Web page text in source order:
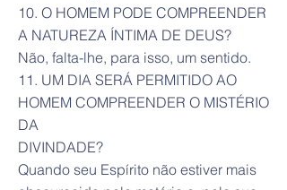
10. O HOMEM PODE COMPREENDER
A NATUREZA ÍNTIMA DE DEUS?
Não, falta-lhe, para isso, um sentido.
11. UM DIA SERÁ PERMITIDO AO
HOMEM COMPREENDER O MISTÉRIO
DA
DIVINDADE?
Quando seu Espírito não estiver mais